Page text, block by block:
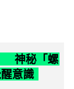
神秘「螺
意識